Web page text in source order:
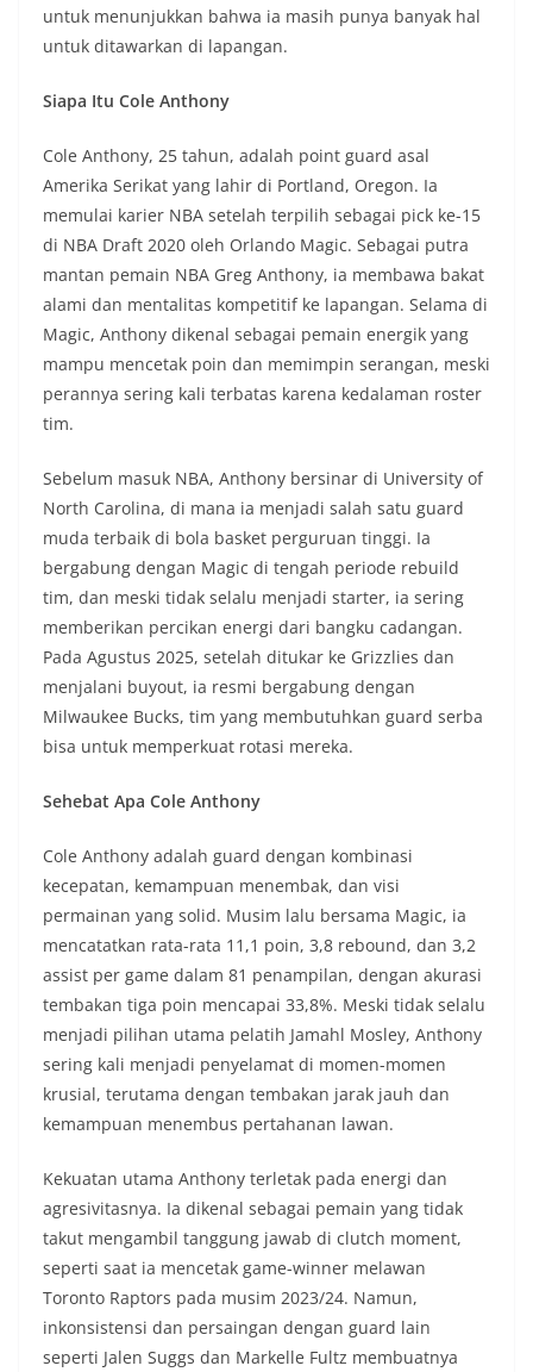
untuk menunjukkan bahwa ia masih punya banyak hal
untuk ditawarkan di lapangan.
Siapa Itu Cole Anthony
Cole Anthony, 25 tahun, adalah point guard asal
Amerika Serikat yang lahir di Portland, Oregon. Ia
memulai karier NBA setelah terpilih sebagai pick ke-15
di NBA Draft 2020 oleh Orlando Magic. Sebagai putra
mantan pemain NBA Greg Anthony, ia membawa bakat
alami dan mentalitas kompetitif ke lapangan. Selama di
Magic, Anthony dikenal sebagai pemain energik yang
mampu mencetak poin dan memimpin serangan, meski
perannya sering kali terbatas karena kedalaman roster
tim.
Sebelum masuk NBA, Anthony bersinar di University of
North Carolina, di mana ia menjadi salah satu guard
muda terbaik di bola basket perguruan tinggi. Ia
bergabung dengan Magic di tengah periode rebuild
tim, dan meski tidak selalu menjadi starter, ia sering
memberikan percikan energi dari bangku cadangan.
Pada Agustus 2025, setelah ditukar ke Grizzlies dan
menjalani buyout, ia resmi bergabung dengan
Milwaukee Bucks, tim yang membutuhkan guard serba
bisa untuk memperkuat rotasi mereka.
Sehebat Apa Cole Anthony
Cole Anthony adalah guard dengan kombinasi
kecepatan, kemampuan menembak, dan visi
permainan yang solid. Musim lalu bersama Magic, ia
mencatatkan rata-rata 11,1 poin, 3,8 rebound, dan 3,2
assist per game dalam 81 penampilan, dengan akurasi
tembakan tiga poin mencapai 33,8%. Meski tidak selalu
menjadi pilihan utama pelatih Jamahl Mosley, Anthony
sering kali menjadi penyelamat di momen-momen
krusial, terutama dengan tembakan jarak jauh dan
kemampuan menembus pertahanan lawan.
Kekuatan utama Anthony terletak pada energi dan
agresivitasnya. Ia dikenal sebagai pemain yang tidak
takut mengambil tanggung jawab di clutch moment,
seperti saat ia mencetak game-winner melawan
Toronto Raptors pada musim 2023/24. Namun,
inkonsistensi dan persaingan dengan guard lain
seperti Jalen Suggs dan Markelle Fultz membuatnya